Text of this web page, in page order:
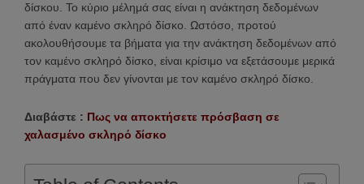
δίσκου. Το κύριο μέλημά σας είναι η ανάκτηση δεδομένων
από έναν καμένο σκληρό δίσκο. Ωστόσο, προτού
ακολουθήσουμε τα βήματα για την ανάκτηση δεδομένων από
τον καμένο σκληρό δίσκο, είναι κρίσιμο να εξετάσουμε μερικά
πράγματα που δεν γίνονται με τον καμένο σκληρό δίσκο.
Διαβάστε : Πως να αποκτήσετε πρόσβαση σε
χαλασμένο σκληρό δίσκο